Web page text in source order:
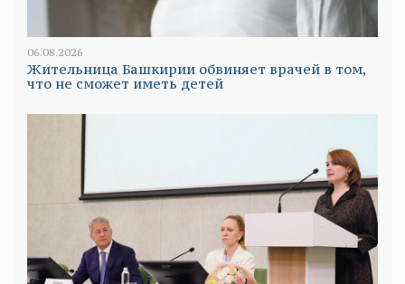
06.08.2026
Жительница Башкирии обвиняет врачей в том,
что не сможет иметь детей